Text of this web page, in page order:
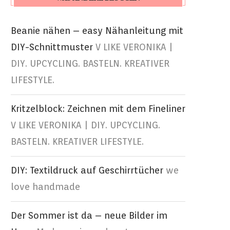
Beanie nähen – easy Nähanleitung mit
DIY-Schnittmuster V LIKE VERONIKA |
DIY. UPCYCLING. BASTELN. KREATIVER
LIFESTYLE.
Kritzelblock: Zeichnen mit dem Fineliner
V LIKE VERONIKA | DIY. UPCYCLING.
BASTELN. KREATIVER LIFESTYLE.
DIY: Textildruck auf Geschirrtücher we
love handmade
Der Sommer ist da – neue Bilder im